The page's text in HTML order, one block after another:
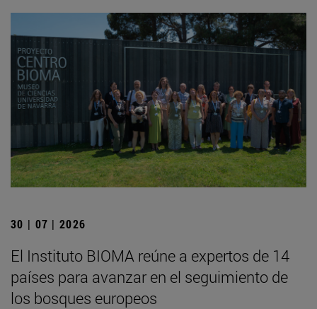
30 | 07 | 2026
El Instituto BIOMA reúne a expertos de 14
países para avanzar en el seguimiento de
los bosques europeos